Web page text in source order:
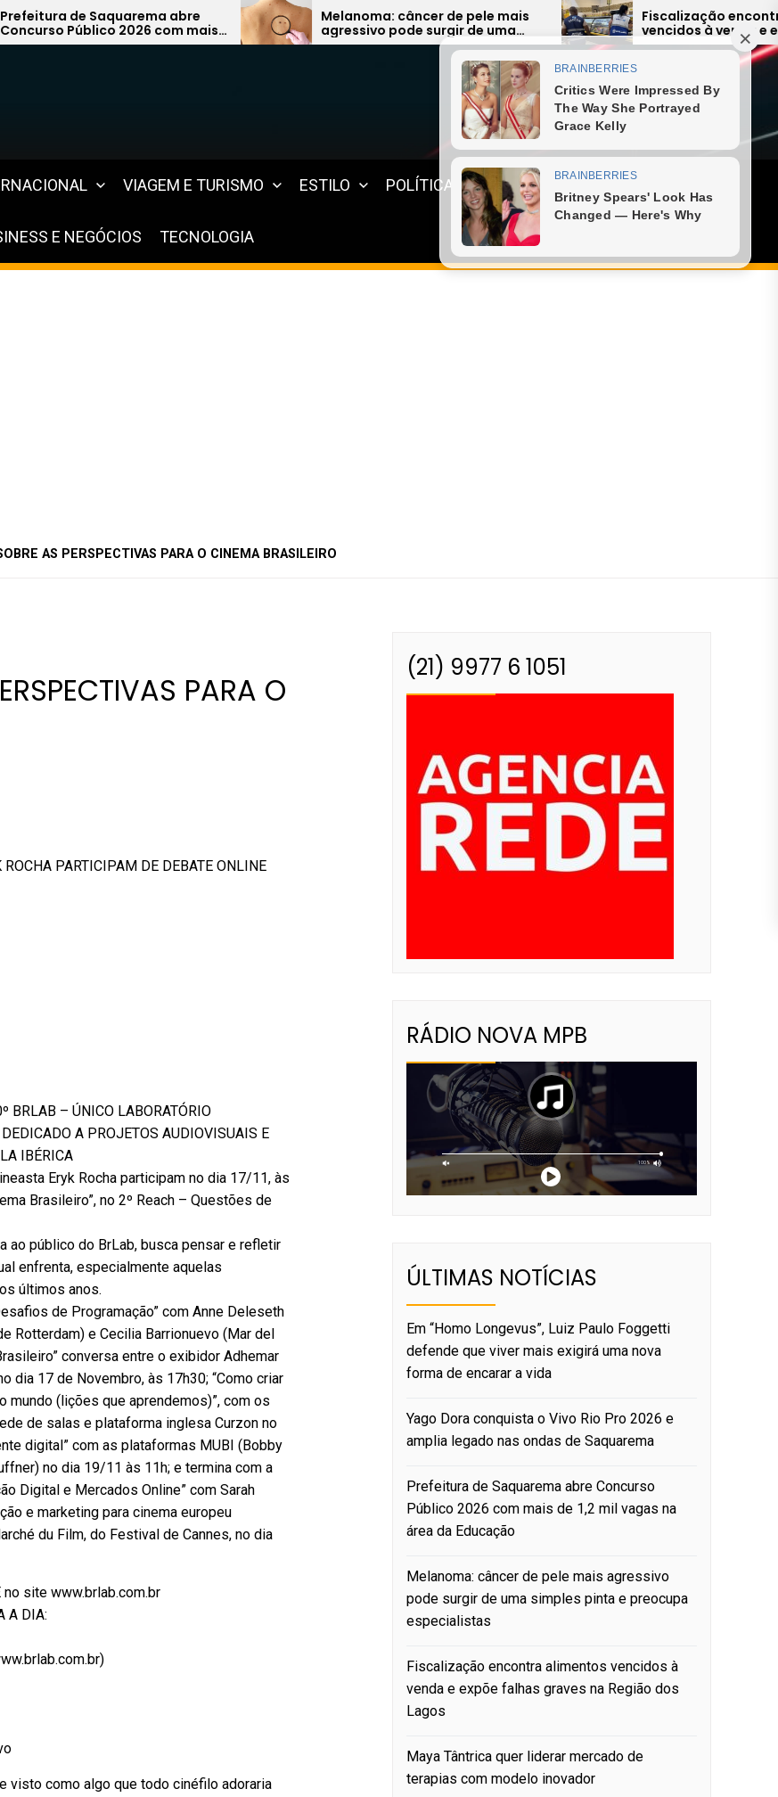
abre
com mais
da
Melanoma: câncer de pele mais
agressivo pode surgir de uma
simples pinta e preocupa
Fiscalização encontra alimentos
vencidos à venda e expõe falhas
graves na Região dos Lagos
Menu
VIAGEM E TURISMO ESTILO POLÍTICA GASTRONOMIA ESPORTE
E NEGÓCIOS TECNOLOGIA
AS PERSPECTIVAS PARA O CINEMA BRASILEIRO
PARA O
PARTICIPAM DE DEBATE ONLINE
BRLAB – ÚNICO LABORATÓRIO
A PROJETOS AUDIOVISUAIS E
IBÉRICA
Eryk Rocha participam no dia 17/11, às
Brasileiro”, no 2º Reach – Questões de
ao público do BrLab, busca pensar e refletir
enfrenta, especialmente aquelas
últimos anos.
de Programação” com Anne Deleseth
Rotterdam) e Cecilia Barrionuevo (Mar del
conversa entre o exibidor Adhemar
dia 17 de Novembro, às 17h30; “Como criar
mundo (lições que aprendemos)”, com os
de salas e plataforma inglesa Curzon no
digital” com as plataformas MUBI (Bobby
no dia 19/11 às 11h; e termina com a
Digital e Mercados Online” com Sarah
e marketing para cinema europeu
du Film, do Festival de Cannes, no dia
site www.brlab.com.br
A DIA:
visto como algo que todo cinéfilo adoraria
(21) 9977 6 1051
RÁDIO NOVA MPB
ÚLTIMAS NOTÍCIAS
Em “Homo Longevus”, Luiz Paulo Foggetti
defende que viver mais exigirá uma nova
forma de encarar a vida
Yago Dora conquista o Vivo Rio Pro 2026 e
amplia legado nas ondas de Saquarema
Prefeitura de Saquarema abre Concurso
Público 2026 com mais de 1,2 mil vagas na
área da Educação
Melanoma: câncer de pele mais agressivo
pode surgir de uma simples pinta e preocupa
especialistas
Fiscalização encontra alimentos vencidos à
venda e expõe falhas graves na Região dos
Lagos
Maya Tântrica quer liderar mercado de
terapias com modelo inovador